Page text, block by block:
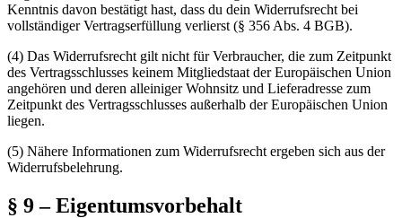
Kenntnis davon bestätigt hast, dass du dein Widerrufsrecht bei
vollständiger Vertragserfüllung verlierst (§ 356 Abs. 4 BGB).
(4) Das Widerrufsrecht gilt nicht für Verbraucher, die zum Zeitpunkt
des Vertragsschlusses keinem Mitgliedstaat der Europäischen Union
angehören und deren alleiniger Wohnsitz und Lieferadresse zum
Zeitpunkt des Vertragsschlusses außerhalb der Europäischen Union
liegen.
(5) Nähere Informationen zum Widerrufsrecht ergeben sich aus der
Widerrufsbelehrung.
§ 9 – Eigentumsvorbehalt